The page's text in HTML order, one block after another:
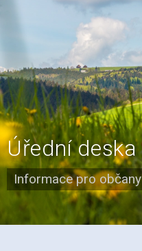
Úřední deska
Informace pro občany